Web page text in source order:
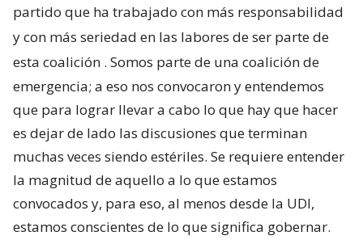
partido que ha trabajado con más responsabilidad
y con más seriedad en las labores de ser parte de
esta coalición . Somos parte de una coalición de
emergencia; a eso nos convocaron y entendemos
que para lograr llevar a cabo lo que hay que hacer
es dejar de lado las discusiones que terminan
muchas veces siendo estériles. Se requiere entender
la magnitud de aquello a lo que estamos
convocados y, para eso, al menos desde la UDI,
estamos conscientes de lo que significa gobernar.